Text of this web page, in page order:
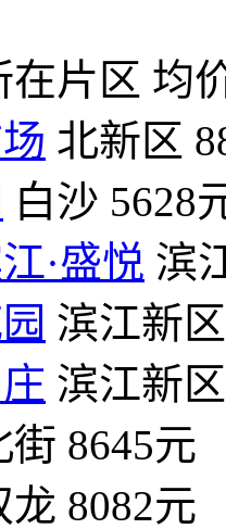
在片区 均
北新区
白沙 5628
·盛悦 滨
滨江新区
滨江新区
街 8645元
龙 8082元